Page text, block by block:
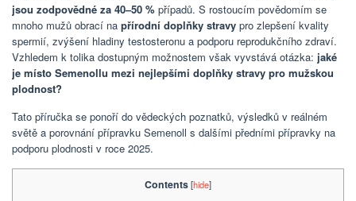
jsou zodpovědné za 40–50 % případů. S rostoucím povědomím se
mnoho mužů obrací na přírodní doplňky stravy pro zlepšení kvality
spermií, zvýšení hladiny testosteronu a podporu reprodukčního zdraví.
Vzhledem k tolika dostupným možnostem však vyvstává otázka: jaké
je místo Semenollu mezi nejlepšími doplňky stravy pro mužskou
plodnost?
Tato příručka se ponoří do vědeckých poznatků, výsledků v reálném
světě a porovnání přípravku Semenoll s dalšími předními přípravky na
podporu plodnosti v roce 2025.
Contents[hide]